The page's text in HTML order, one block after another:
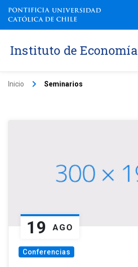
Instituto de Economía
Inicio keyboard_arrow_right Seminarios
19 AGO
Conferencias